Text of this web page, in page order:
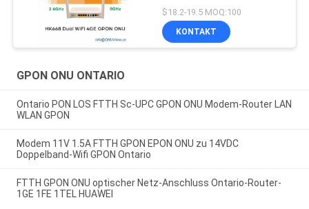
$18.2-19.5 MOQ:100
KONTAKT
GPON ONU ONTARIO
Ontario PON LOS FTTH Sc-UPC GPON ONU Modem-Router LAN
WLAN GPON
Modem 11V 1.5A FTTH GPON EPON ONU zu 14VDC
Doppelband-Wifi GPON Ontario
FTTH GPON ONU optischer Netz-Anschluss Ontario-Router-
1GE 1FE 1TEL HUAWEI